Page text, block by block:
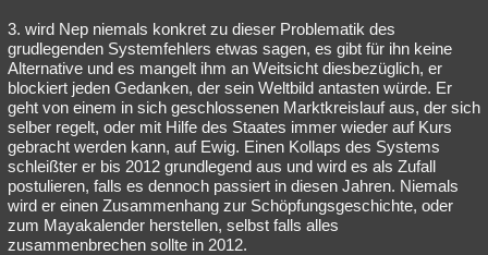
3. wird Nep niemals konkret zu dieser Problematik des
grudlegenden Systemfehlers etwas sagen, es gibt für ihn keine
Alternative und es mangelt ihm an Weitsicht diesbezüglich, er
blockiert jeden Gedanken, der sein Weltbild antasten würde. Er
geht von einem in sich geschlossenen Marktkreislauf aus, der sich
selber regelt, oder mit Hilfe des Staates immer wieder auf Kurs
gebracht werden kann, auf Ewig. Einen Kollaps des Systems
schleißter er bis 2012 grundlegend aus und wird es als Zufall
postulieren, falls es dennoch passiert in diesen Jahren. Niemals
wird er einen Zusammenhang zur Schöpfungsgeschichte, oder
zum Mayakalender herstellen, selbst falls alles
zusammenbrechen sollte in 2012.